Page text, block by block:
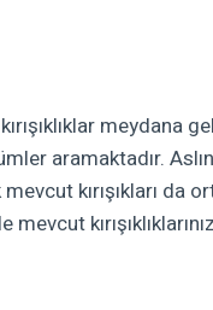
meydana
aramaktadır.
kırışıkları da
mevcut